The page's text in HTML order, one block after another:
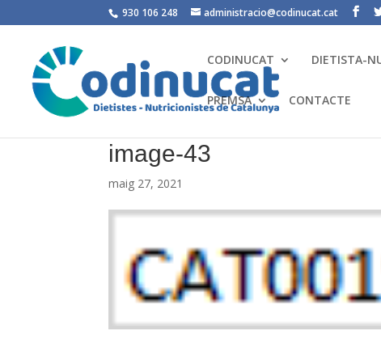
930 106 248 administracio@codinucat.cat
CODINUCAT DIETISTA-
PREMSA CONTACTE
image-43
maig 27, 2021